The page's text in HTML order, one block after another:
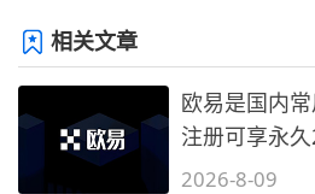
相关文章
欧易是国内
注册可享永
备1)
2026-8-09